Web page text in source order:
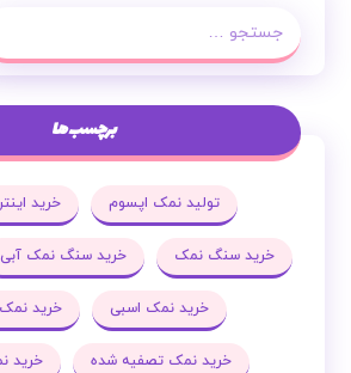
برچسب ها
تولید نمک اپسوم خرید
خرید سنگ نمک خرید سنگ نمک آبی
خرید نمک اسبی خرید
خرید نمک تصفیه شده خرید